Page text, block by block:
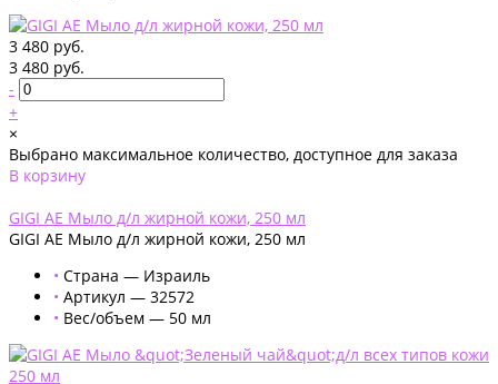
3 480 руб.
3 480 руб.
-
+
×
Выбрано максимальное количество, доступное для заказа
В корзину
GIGI AE Мыло д/л жирной кожи, 250 мл
GIGI AE Мыло д/л жирной кожи, 250 мл
• Страна — Израиль
• Артикул — 32572
• Вес/объем — 50 мл